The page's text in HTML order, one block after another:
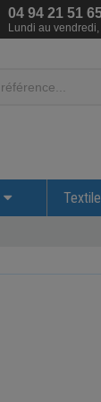
04 94 21 51
Lundi au
Textile